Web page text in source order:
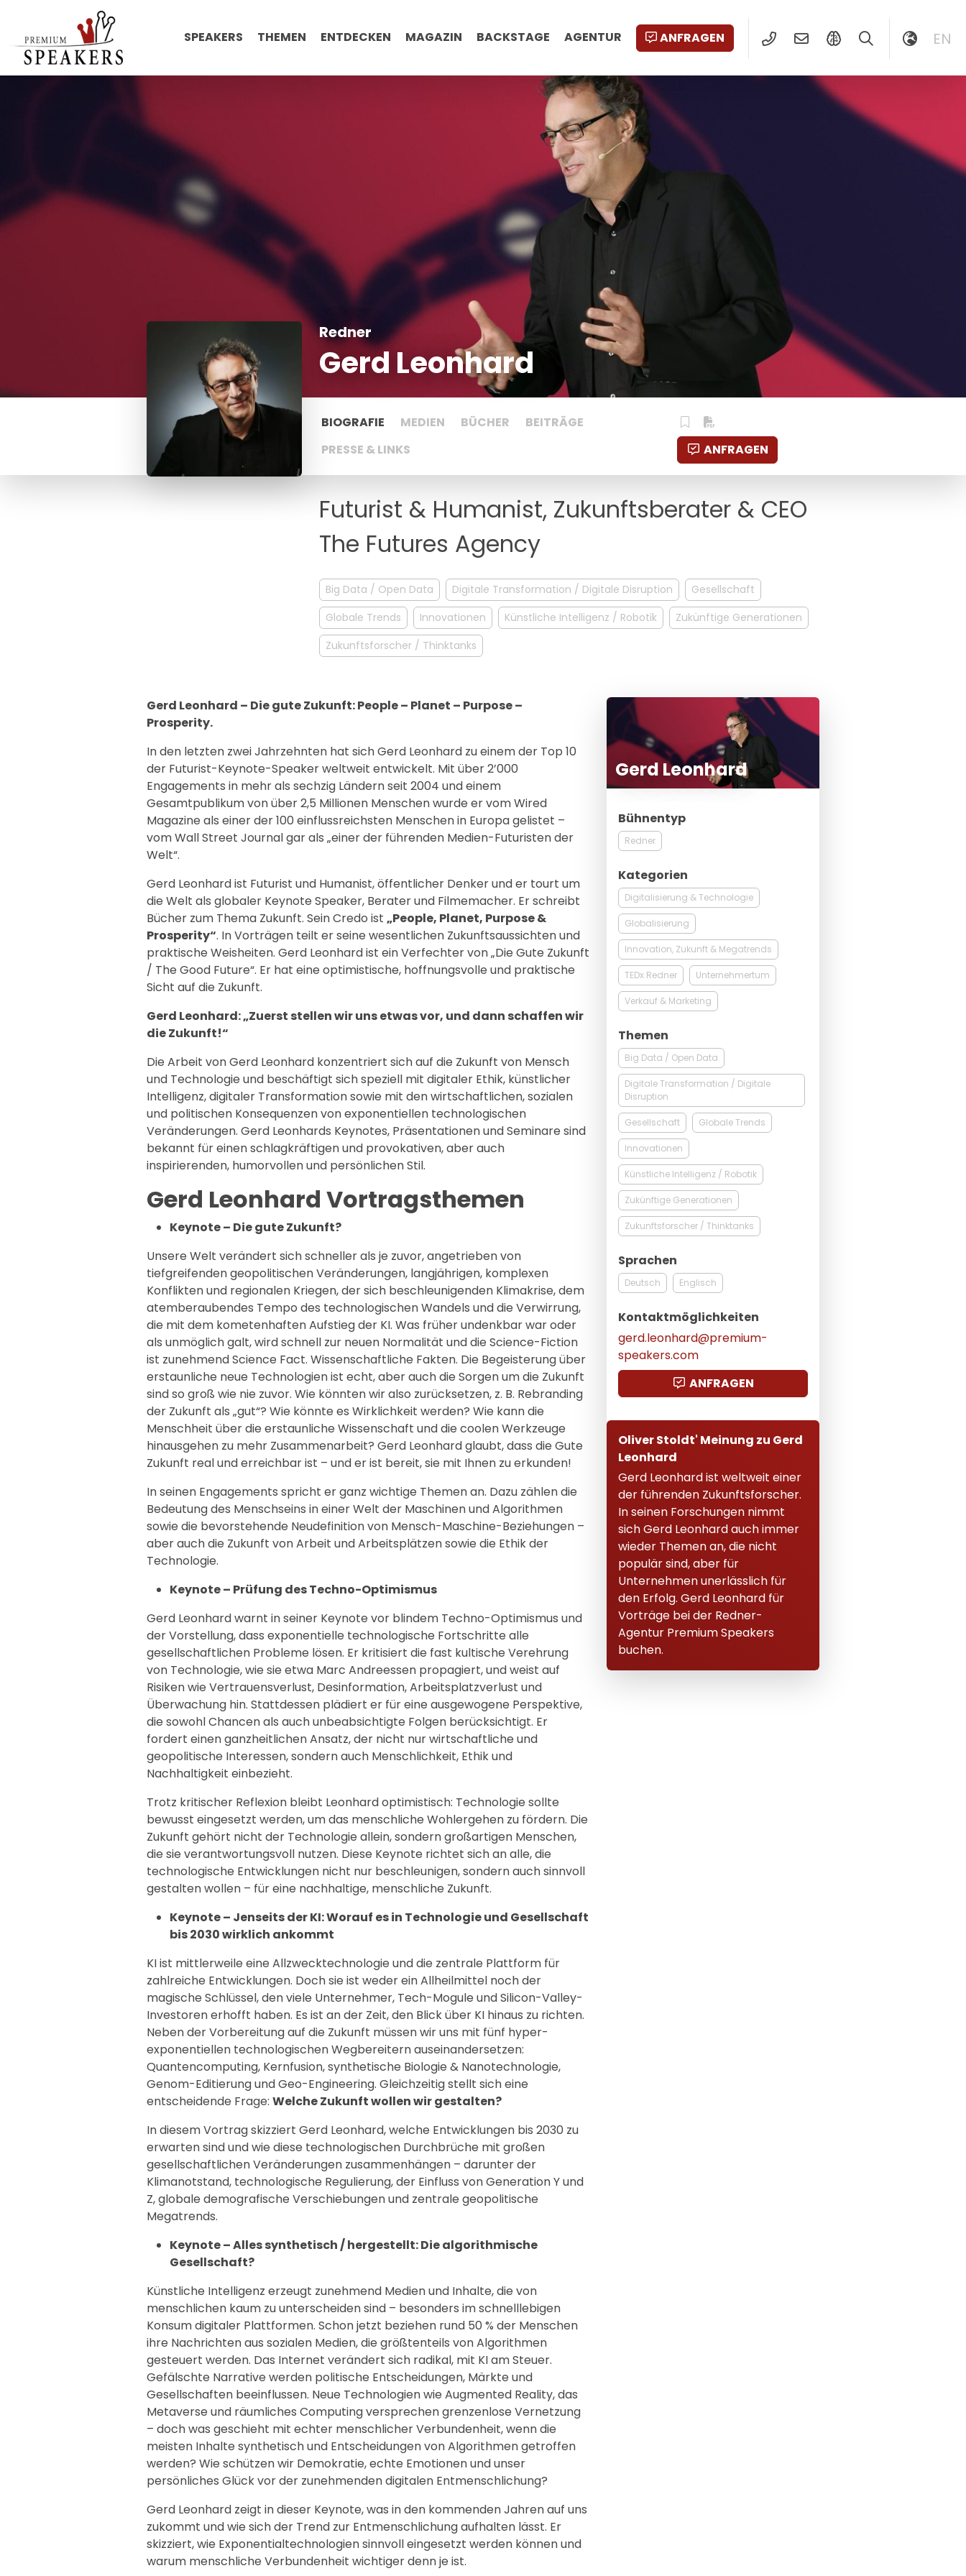
SPEAKERS THEMEN ENTDECKEN MAGAZIN BACKSTAGE AGENTUR ANFRAGEN EN
Redner
Gerd Leonhard
BIOGRAFIE MEDIEN BÜCHER
BEITRÄGE
PRESSE & LINKS
ANFRAGEN
Futurist & Humanist, Zukunftsberater & CEO
The Futures Agency
Big Data / Open Data Digitale Transformation / Digitale Disruption
Gesellschaft
Globale Trends
Innovationen Künstliche Intelligenz / Robotik
Zukünftige Generationen
Zukunftsforscher / Thinktanks
Gerd Leonhard – Die gute Zukunft: People – Planet – Purpose –
Prosperity.
In den letzten zwei Jahrzehnten hat sich Gerd Leonhard zu einem der Top 10
der Futurist-Keynote-Speaker weltweit entwickelt. Mit über 2’000
Engagements in mehr als sechzig Ländern seit 2004 und einem
Gesamtpublikum von über 2,5 Millionen Menschen wurde er vom Wired
Magazine als einer der 100 einflussreichsten Menschen in Europa gelistet –
vom Wall Street Journal gar als „einer der führenden Medien-Futuristen der
Welt“.
Gerd Leonhard ist Futurist und Humanist, öffentlicher Denker und er tourt um
die Welt als globaler Keynote Speaker, Berater und Filmemacher. Er schreibt
Bücher zum Thema Zukunft. Sein Credo ist „People, Planet, Purpose &
Prosperity“. In Vorträgen teilt er seine wesentlichen Zukunftsaussichten und
praktische Weisheiten. Gerd Leonhard ist ein Verfechter von „Die Gute Zukunft
/ The Good Future“. Er hat eine optimistische, hoffnungsvolle und praktische
Sicht auf die Zukunft.
Gerd Leonhard: „Zuerst stellen wir uns etwas vor, und dann schaffen wir
die Zukunft!“
Die Arbeit von Gerd Leonhard konzentriert sich auf die Zukunft von Mensch
und Technologie und beschäftigt sich speziell mit digitaler Ethik, künstlicher
Intelligenz, digitaler Transformation sowie mit den wirtschaftlichen, sozialen
und politischen Konsequenzen von exponentiellen technologischen
Veränderungen. Gerd Leonhards Keynotes, Präsentationen und Seminare sind
bekannt für einen schlagkräftigen und provokativen, aber auch
inspirierenden, humorvollen und persönlichen Stil.
Gerd Leonhard Vortragsthemen
Keynote – Die gute Zukunft?
Unsere Welt verändert sich schneller als je zuvor, angetrieben von
tiefgreifenden geopolitischen Veränderungen, langjährigen, komplexen
Konflikten und regionalen Kriegen, der sich beschleunigenden Klimakrise, dem
atemberaubendes Tempo des technologischen Wandels und die Verwirrung,
die mit dem kometenhaften Aufstieg der KI. Was früher undenkbar war oder
als unmöglich galt, wird schnell zur neuen Normalität und die Science-Fiction
ist zunehmend Science Fact. Wissenschaftliche Fakten. Die Begeisterung über
erstaunliche neue Technologien ist echt, aber auch die Sorgen um die Zukunft
sind so groß wie nie zuvor. Wie könnten wir also zurücksetzen, z. B. Rebranding
der Zukunft als „gut“? Wie könnte es Wirklichkeit werden? Wie kann die
Menschheit über die erstaunliche Wissenschaft und die coolen Werkzeuge
hinausgehen zu mehr Zusammenarbeit? Gerd Leonhard glaubt, dass die Gute
Zukunft real und erreichbar ist – und er ist bereit, sie mit Ihnen zu erkunden!
In seinen Engagements spricht er ganz wichtige Themen an. Dazu zählen die
Bedeutung des Menschseins in einer Welt der Maschinen und Algorithmen
sowie die bevorstehende Neudefinition von Mensch-Maschine-Beziehungen –
aber auch die Zukunft von Arbeit und Arbeitsplätzen sowie die Ethik der
Technologie.
Keynote – Prüfung des Techno-Optimismus
Gerd Leonhard warnt in seiner Keynote vor blindem Techno-Optimismus und
der Vorstellung, dass exponentielle technologische Fortschritte alle
gesellschaftlichen Probleme lösen. Er kritisiert die fast kultische Verehrung
von Technologie, wie sie etwa Marc Andreessen propagiert, und weist auf
Risiken wie Vertrauensverlust, Desinformation, Arbeitsplatzverlust und
Überwachung hin. Stattdessen plädiert er für eine ausgewogene Perspektive,
die sowohl Chancen als auch unbeabsichtigte Folgen berücksichtigt. Er
fordert einen ganzheitlichen Ansatz, der nicht nur wirtschaftliche und
geopolitische Interessen, sondern auch Menschlichkeit, Ethik und
Nachhaltigkeit einbezieht.
Trotz kritischer Reflexion bleibt Leonhard optimistisch: Technologie sollte
bewusst eingesetzt werden, um das menschliche Wohlergehen zu fördern. Die
Zukunft gehört nicht der Technologie allein, sondern großartigen Menschen,
die sie verantwortungsvoll nutzen. Diese Keynote richtet sich an alle, die
technologische Entwicklungen nicht nur beschleunigen, sondern auch sinnvoll
gestalten wollen – für eine nachhaltige, menschliche Zukunft.
Keynote – Jenseits der KI: Worauf es in Technologie und Gesellschaft
bis 2030 wirklich ankommt
KI ist mittlerweile eine Allzwecktechnologie und die zentrale Plattform für
zahlreiche Entwicklungen. Doch sie ist weder ein Allheilmittel noch der
magische Schlüssel, den viele Unternehmer, Tech-Mogule und Silicon-Valley-
Investoren erhofft haben. Es ist an der Zeit, den Blick über KI hinaus zu richten.
Neben der Vorbereitung auf die Zukunft müssen wir uns mit fünf hyper-
exponentiellen technologischen Wegbereitern auseinandersetzen:
Quantencomputing, Kernfusion, synthetische Biologie & Nanotechnologie,
Genom-Editierung und Geo-Engineering. Gleichzeitig stellt sich eine
entscheidende Frage: Welche Zukunft wollen wir gestalten?
In diesem Vortrag skizziert Gerd Leonhard, welche Entwicklungen bis 2030 zu
erwarten sind und wie diese technologischen Durchbrüche mit großen
gesellschaftlichen Veränderungen zusammenhängen – darunter der
Klimanotstand, technologische Regulierung, der Einfluss von Generation Y und
Z, globale demografische Verschiebungen und zentrale geopolitische
Megatrends.
Keynote – Alles synthetisch / hergestellt: Die algorithmische
Gesellschaft?
Künstliche Intelligenz erzeugt zunehmend Medien und Inhalte, die von
menschlichen kaum zu unterscheiden sind – besonders im schnelllebigen
Konsum digitaler Plattformen. Schon jetzt beziehen rund 50 % der Menschen
ihre Nachrichten aus sozialen Medien, die größtenteils von Algorithmen
gesteuert werden. Das Internet verändert sich radikal, mit KI am Steuer.
Gefälschte Narrative werden politische Entscheidungen, Märkte und
Gesellschaften beeinflussen. Neue Technologien wie Augmented Reality, das
Metaverse und räumliches Computing versprechen grenzenlose Vernetzung
– doch was geschieht mit echter menschlicher Verbundenheit, wenn die
meisten Inhalte synthetisch und Entscheidungen von Algorithmen getroffen
werden? Wie schützen wir Demokratie, echte Emotionen und unser
persönliches Glück vor der zunehmenden digitalen Entmenschlichung?
Gerd Leonhard zeigt in dieser Keynote, was in den kommenden Jahren auf uns
zukommt und wie sich der Trend zur Entmenschlichung aufhalten lässt. Er
skizziert, wie Exponentialtechnologien sinnvoll eingesetzt werden können und
warum menschliche Verbundenheit wichtiger denn je ist.
Gerd Leonhard
Bühnentyp
Redner
Kategorien
Digitalisierung & Technologie
Globalisierung
Innovation, Zukunft & Megatrends
TEDx Redner Unternehmertum
Verkauf & Marketing
Themen
Big Data / Open Data
Digitale Transformation / Digitale
Disruption
Gesellschaft Globale Trends
Innovationen
Künstliche Intelligenz / Robotik
Zukünftige Generationen
Zukunftsforscher / Thinktanks
Sprachen
Deutsch Englisch
Kontaktmöglichkeiten
gerd.leonhard@premium-
speakers.com
ANFRAGEN
Oliver Stoldt' Meinung zu Gerd
Leonhard
Gerd Leonhard ist weltweit einer
der führenden Zukunftsforscher.
In seinen Forschungen nimmt
sich Gerd Leonhard auch immer
wieder Themen an, die nicht
populär sind, aber für
Unternehmen unerlässlich für
den Erfolg. Gerd Leonhard für
Vorträge bei der Redner-
Agentur Premium Speakers
buchen.